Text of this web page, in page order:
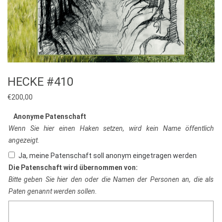
HECKE #410
€200,00
Anonyme Patenschaft
Wenn Sie hier einen Haken setzen, wird kein Name öffentlich
angezeigt.
Ja, meine Patenschaft soll anonym eingetragen werden
Die Patenschaft wird übernommen von:
Bitte geben Sie hier den oder die Namen der Personen an, die als
Paten genannt werden sollen.